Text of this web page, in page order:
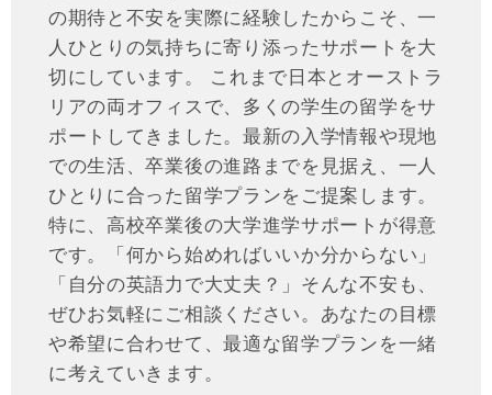
の期待と不安を実際に経験したからこそ、一
人ひとりの気持ちに寄り添ったサポートを大
切にしています。 これまで日本とオーストラ
リアの両オフィスで、多くの学生の留学をサ
ポートしてきました。最新の入学情報や現地
での生活、卒業後の進路までを見据え、一人
ひとりに合った留学プランをご提案します。
特に、高校卒業後の大学進学サポートが得意
です。「何から始めればいいか分からない」
「自分の英語力で大丈夫？」そんな不安も、
ぜひお気軽にご相談ください。あなたの目標
や希望に合わせて、最適な留学プランを一緒
に考えていきます。